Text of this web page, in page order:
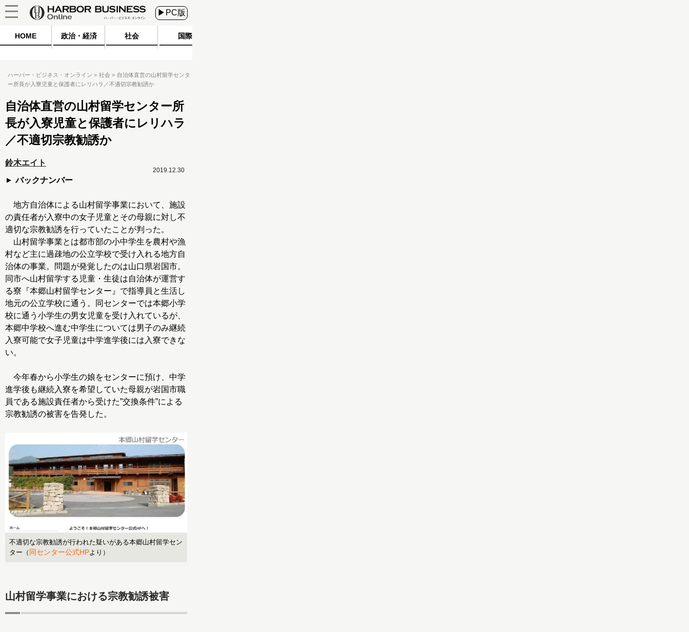
▶PC版
HOME 政治・経済 社会 国際
ハーバー・ビジネス・オンライン 社会
自治体直営の山村留学センタ
ー所長が入寮児童と保護者にレリハラ／不適切宗教勧誘か
自治体直営の山村留学センター所
長が入寮児童と保護者にレリハラ
／不適切宗教勧誘か
鈴木エイト
バックナンバー
2019.12.30
地方自治体による山村留学事業において、施設
の責任者が入寮中の女子児童とその母親に対し不
適切な宗教勧誘を行っていたことが判った。
山村留学事業とは都市部の小中学生を農村や漁
村など主に過疎地の公立学校で受け入れる地方自
治体の事業。問題が発覚したのは山口県岩国市。
同市へ山村留学する児童・生徒は自治体が運営す
る寮『本郷山村留学センター』で指導員と生活し
地元の公立学校に通う。同センターでは本郷小学
校に通う小学生の男女児童を受け入れているが、
本郷中学校へ進む中学生については男子のみ継続
入寮可能で女子児童は中学進学後には入寮できな
い。
今年春から小学生の娘をセンターに預け、中学
進学後も継続入寮を希望していた母親が岩国市職
員である施設責任者から受けた”交換条件”による
宗教勧誘の被害を告発した。
不適切な宗教勧誘が行われた疑いがある本郷山村留学セン
ター（ 同センター公式HPより）
山村留学事業における宗教勧誘被害